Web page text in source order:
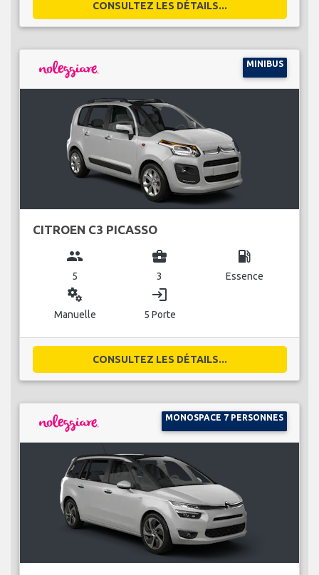
CONSULTEZ LES DÉTAILS...
MINIBUS
CITROEN C3 PICASSO
group
5
business_center
3
local_gas_station
Essence
miscellaneous_services
Manuelle
login
5 Porte
CONSULTEZ LES DÉTAILS...
MONOSPACE 7 PERSONNES